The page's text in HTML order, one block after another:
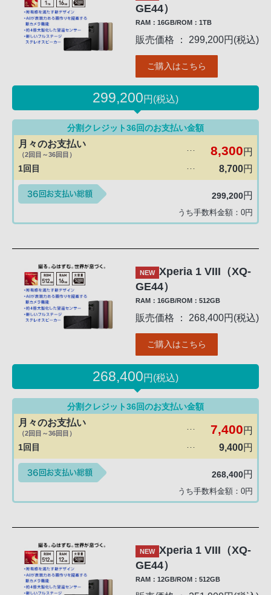
GE44）
RAM：16GB/ROM：1TB
販売価格 ： 299,200円(税込)
ご購入はこちら
299,200円(税込)
分割クレジット36回のお支払い金額
月々のお支払い
（2回目～36回目）
･･･ 8,300円
1回目 ･･･ 8,700円
299,200円
うち手数料金額： 0円
NEW Xperia 1 VIII（XQ-
GE44）
RAM：16GB/ROM：512GB
販売価格 ： 268,400円(税込)
ご購入はこちら
268,400円(税込)
分割クレジット36回のお支払い金額
月々のお支払い
（2回目～36回目）
･･･ 7,400円
1回目 ･･･ 9,400円
268,400円
うち手数料金額： 0円
NEW Xperia 1 VIII（XQ-
GE44）
RAM：12GB/ROM：512GB